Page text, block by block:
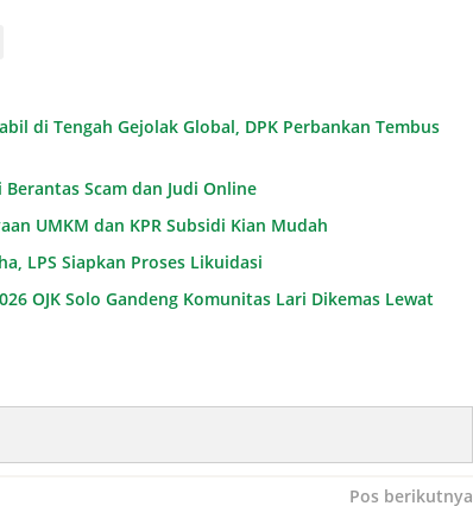
di Tengah Gejolak Global, DPK Perbankan Tembus
Scam dan Judi Online
UMKM dan KPR Subsidi Kian Mudah
LPS Siapkan Proses Likuidasi
OJK Solo Gandeng Komunitas Lari Dikemas Lewat
Pos berikutnya